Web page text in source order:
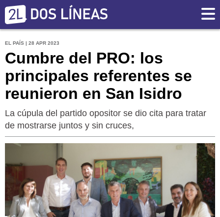
EL PAÍS | 28 APR 2023
Cumbre del PRO: los
principales referentes se
reunieron en San Isidro
La cúpula del partido opositor se dio cita para tratar
de mostrarse juntos y sin cruces,